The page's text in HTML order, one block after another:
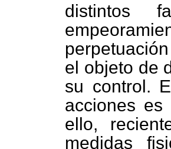
distintos
el objeto de
su control.
acciones
ello,
medidas